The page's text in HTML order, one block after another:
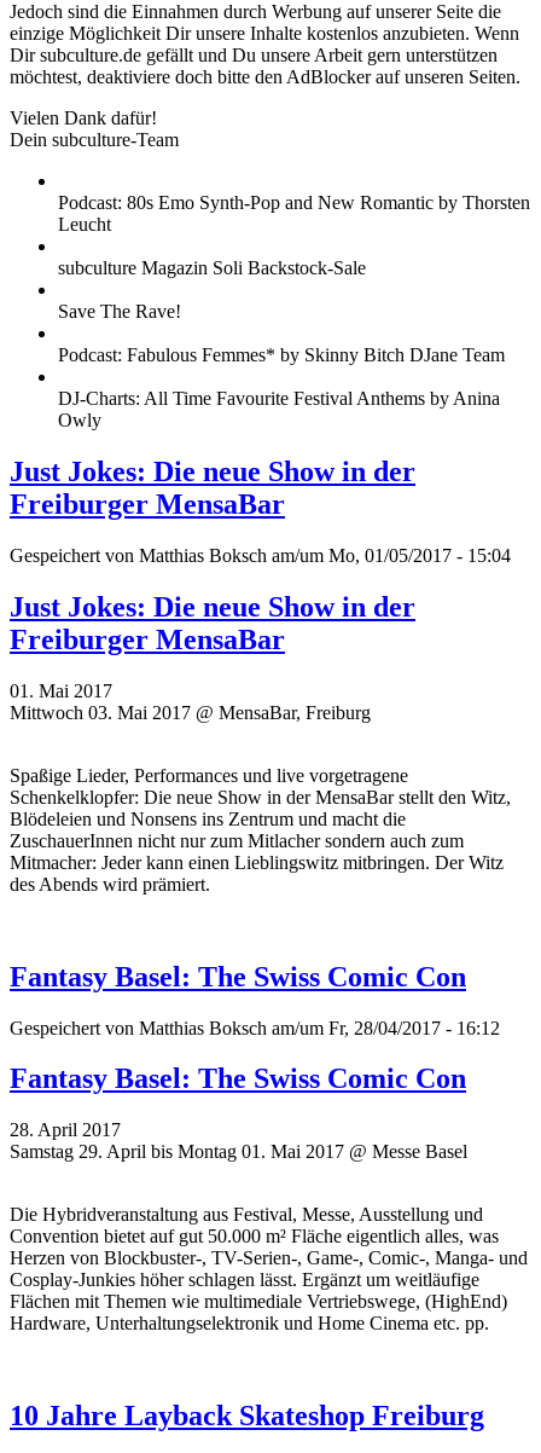
Jedoch sind die Einnahmen durch Werbung auf unserer Seite die
einzige Möglichkeit Dir unsere Inhalte kostenlos anzubieten. Wenn
Dir subculture.de gefällt und Du unsere Arbeit gern unterstützen
möchtest, deaktiviere doch bitte den AdBlocker auf unseren Seiten.
Vielen Dank dafür!
Dein subculture-Team
Podcast: 80s Emo Synth-Pop and New Romantic by Thorsten
Leucht
subculture Magazin Soli Backstock-Sale
Save The Rave!
Podcast: Fabulous Femmes* by Skinny Bitch DJane Team
DJ-Charts: All Time Favourite Festival Anthems by Anina
Owly
Just Jokes: Die neue Show in der
Freiburger MensaBar
Gespeichert von Matthias Boksch am/um Mo, 01/05/2017 - 15:04
Just Jokes: Die neue Show in der
Freiburger MensaBar
01. Mai 2017
Mittwoch 03. Mai 2017 @ MensaBar, Freiburg
Spaßige Lieder, Performances und live vorgetragene
Schenkelklopfer: Die neue Show in der MensaBar stellt den Witz,
Blödeleien und Nonsens ins Zentrum und macht die
ZuschauerInnen nicht nur zum Mitlacher sondern auch zum
Mitmacher: Jeder kann einen Lieblingswitz mitbringen. Der Witz
des Abends wird prämiert.
Fantasy Basel: The Swiss Comic Con
Gespeichert von Matthias Boksch am/um Fr, 28/04/2017 - 16:12
Fantasy Basel: The Swiss Comic Con
28. April 2017
Samstag 29. April bis Montag 01. Mai 2017 @ Messe Basel
Die Hybridveranstaltung aus Festival, Messe, Ausstellung und
Convention bietet auf gut 50.000 m² Fläche eigentlich alles, was
Herzen von Blockbuster-, TV-Serien-, Game-, Comic-, Manga- und
Cosplay-Junkies höher schlagen lässt. Ergänzt um weitläufige
Flächen mit Themen wie multimediale Vertriebswege, (HighEnd)
Hardware, Unterhaltungselektronik und Home Cinema etc. pp.
10 Jahre Layback Skateshop Freiburg